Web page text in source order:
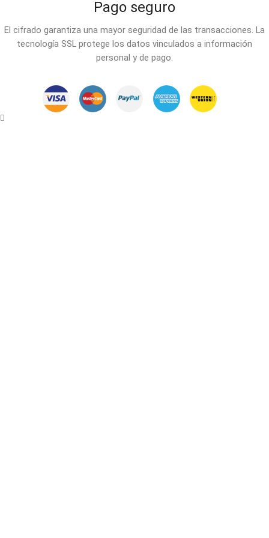
Pago seguro
El cifrado garantiza una mayor seguridad de las transacciones. La
tecnología SSL protege los datos vinculados a información
personal y de pago.